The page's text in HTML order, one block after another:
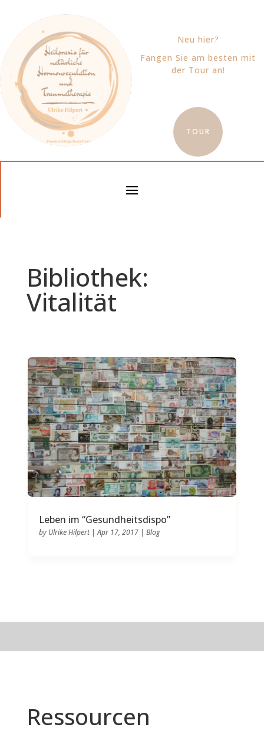
Neu hier?
Fangen Sie am besten mit
der Tour an!
TOUR
Bibliothek:
Vitalität
Leben im “Gesundheitsdispo”
by Ulrike Hilpert|Apr 17, 2017| Blog
Ressourcen